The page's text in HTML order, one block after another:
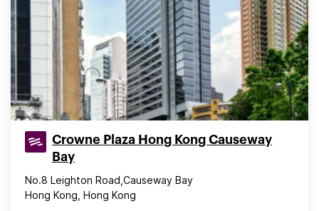
Crowne Plaza Hong Kong Causeway
Bay
No.8 Leighton Road,Causeway Bay
Hong Kong, Hong Kong